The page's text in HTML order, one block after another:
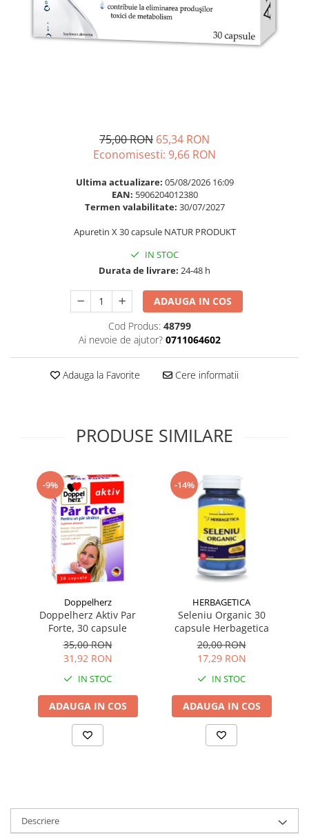
Omega 3
Par si unghii
Slabire si control greutate
Supliment Complexe
Supliment Fier
Supliment Vitamina B
Supliment Vitamina C
Supliment Vitamina D3
Supliment Vitamina E
Tincturi si Gemoderivate
Vitamine si minerale
Ingrijire par
Balsam masca si tratament
Produse cu SPF Pentru Fata
75,00 RON 65,34 RON
Economisesti: 9,66 RON
Ultima actualizare: 05/08/2026 16:09
EAN: 5906204012380
Termen valabilitate: 30/07/2027
Apuretin X 30 capsule NATUR PRODUKT
IN STOC
Durata de livrare: 24-48 h
ADAUGA IN COS
Cod Produs: 48799
Ai nevoie de ajutor? 0711064602
Adauga la Favorite Cere informatii
PRODUSE SIMILARE
-9%
Doppelherz
Doppelherz Aktiv Par
Forte, 30 capsule
35,00 RON
31,92 RON
IN STOC
ADAUGA IN COS
-14%
HERBAGETICA
Seleniu Organic 30
capsule Herbagetica
20,00 RON
17,29 RON
IN STOC
ADAUGA IN COS
Descriere